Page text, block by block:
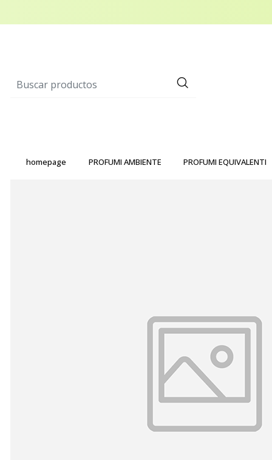
homepage PROFUMI AMBIENTE PROFUMI EQUIVALENTI